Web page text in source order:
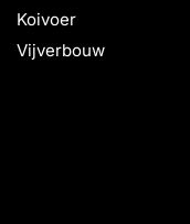
Koivoer
Vijverbouw